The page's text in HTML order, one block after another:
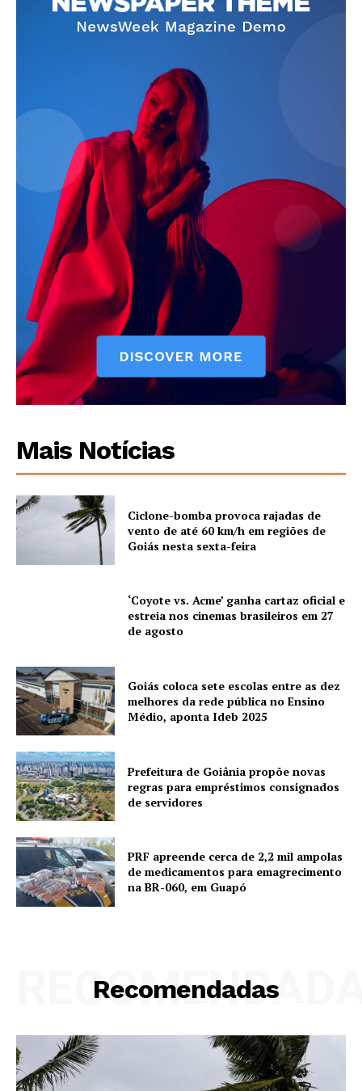
Mais Notícias
Ciclone-bomba provoca rajadas de
vento de até 60 km/h em regiões de
Goiás nesta sexta-feira
‘Coyote vs. Acme’ ganha cartaz oficial e
estreia nos cinemas brasileiros em 27
de agosto
Goiás coloca sete escolas entre as dez
melhores da rede pública no Ensino
Médio, aponta Ideb 2025
Prefeitura de Goiânia propõe novas
regras para empréstimos consignados
de servidores
PRF apreende cerca de 2,2 mil ampolas
de medicamentos para emagrecimento
na BR-060, em Guapó
Recomendadas